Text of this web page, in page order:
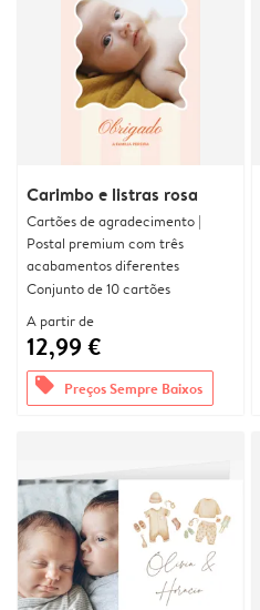
Carimbo e listras rosa
Cartões de agradecimento |
Postal premium com três
acabamentos diferentes
Conjunto de 10 cartões
A partir de
12,99 €
offers Preços Sempre Baixos